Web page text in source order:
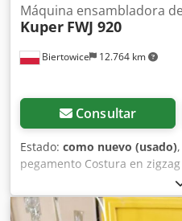
Biertowice 12.764 km
Máquina ensambladora
Kuper FWJ 920
Consultar
Estado: como nuevo (usado)
pegamento Costura en
Calentador de aire Control
alimentación 380V